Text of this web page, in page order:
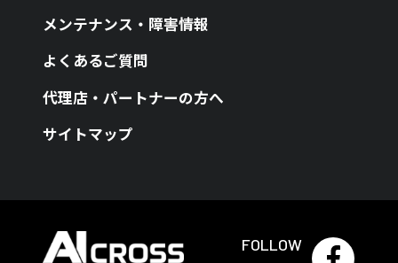
メンテナンス・障害情報
よくあるご質問
代理店・パートナーの方へ
サイトマップ
FOLLOW